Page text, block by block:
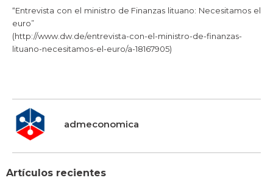
“Entrevista con el ministro de Finanzas lituano: Necesitamos el
euro”
(http://www.dw.de/entrevista-con-el-ministro-de-finanzas-
lituano-necesitamos-el-euro/a-18167905)
admeconomica
Artículos recientes